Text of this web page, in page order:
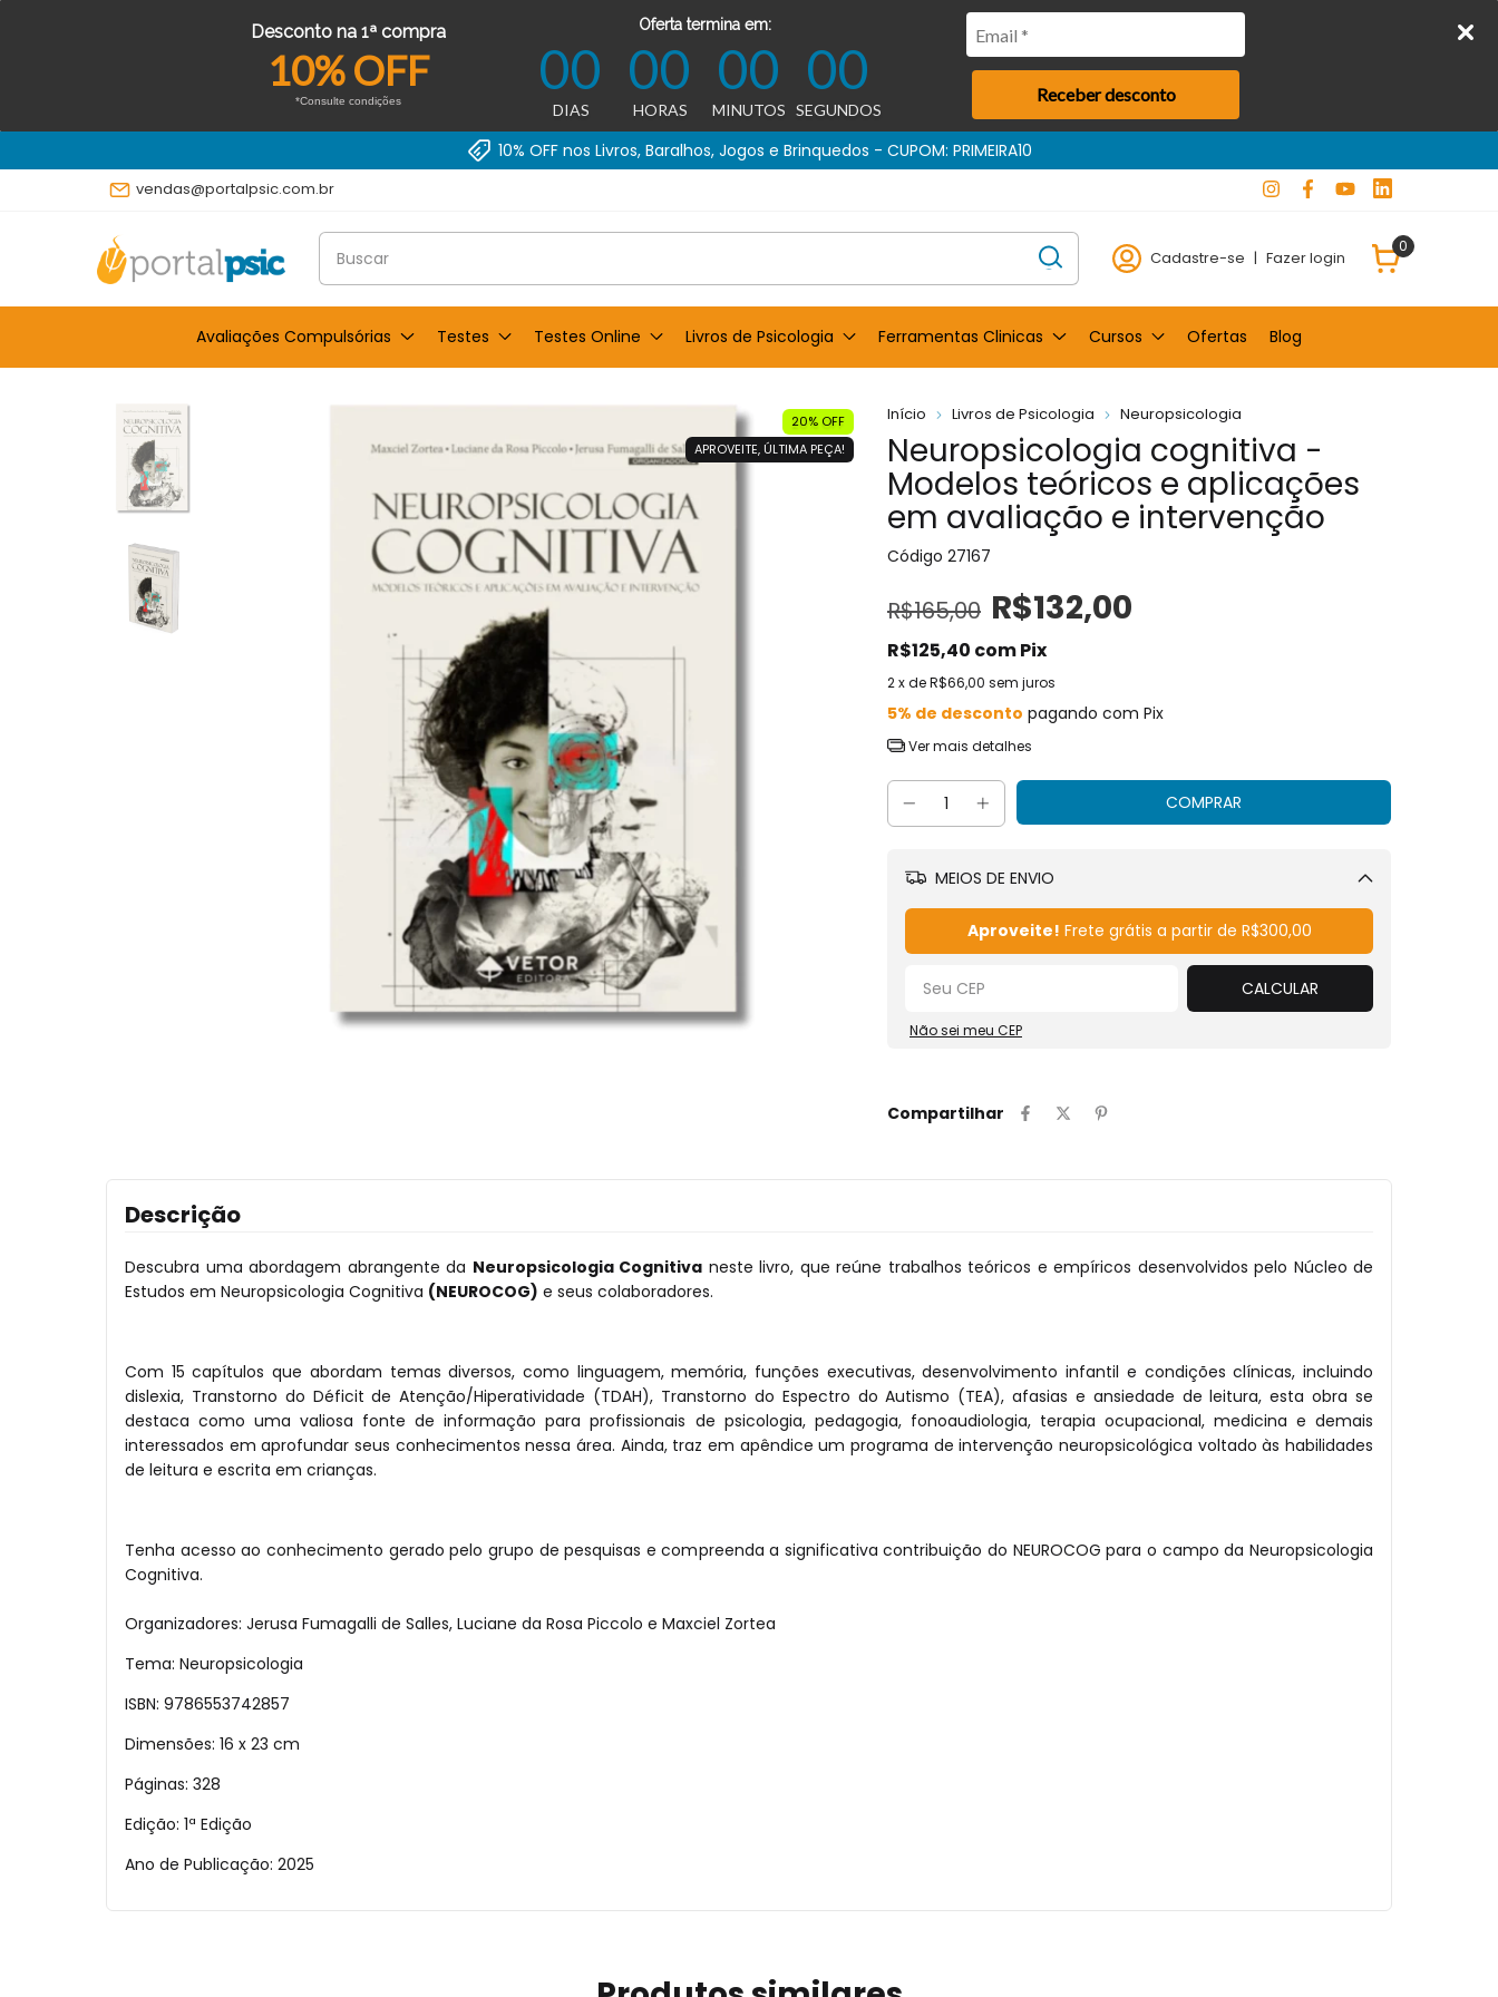
Desconto na 1ª compra
10% OFF
*Consulte condições
Oferta termina em:
00
DIAS
00
HORAS
00
MINUTOS
00
SEGUNDOS
Receber desconto
vendas@portalpsic.com.br
Cadastre-se | Fazer login
0
Avaliações Compulsórias Testes Testes Online Livros de Psicologia Ferramentas Clinicas Cursos Ofertas Blog
20% OFF
APROVEITE, ÚLTIMA PEÇA!
Início Livros de Psicologia Neuropsicologia
Neuropsicologia cognitiva -
Modelos teóricos e aplicações
em avaliação e intervenção
Código 27167
R$165,00 R$132,00
R$125,40 comPix
2x deR$66,00 sem juros
5% de desconto pagando com Pix
Ver mais detalhes
MEIOS DE ENVIO
Aproveite! Frete grátis a partir de R$300,00
CALCULAR
Não sei meu CEP
Compartilhar
Descrição
Descubra uma abordagem abrangente da Neuropsicologia Cognitiva neste livro, que reúne trabalhos teóricos e empíricos desenvolvidos pelo Núcleo de
Estudos em Neuropsicologia Cognitiva (NEUROCOG) e seus colaboradores.
Com 15 capítulos que abordam temas diversos, como linguagem, memória, funções executivas, desenvolvimento infantil e condições clínicas, incluindo
dislexia, Transtorno do Déficit de Atenção/Hiperatividade (TDAH), Transtorno do Espectro do Autismo (TEA), afasias e ansiedade de leitura, esta obra se
destaca como uma valiosa fonte de informação para profissionais de psicologia, pedagogia, fonoaudiologia, terapia ocupacional, medicina e demais
interessados em aprofundar seus conhecimentos nessa área. Ainda, traz em apêndice um programa de intervenção neuropsicológica voltado às habilidades
de leitura e escrita em crianças.
Tenha acesso ao conhecimento gerado pelo grupo de pesquisas e compreenda a significativa contribuição do NEUROCOG para o campo da Neuropsicologia
Cognitiva.
Organizadores: Jerusa Fumagalli de Salles, Luciane da Rosa Piccolo e Maxciel Zortea
Tema: Neuropsicologia
ISBN: 9786553742857
Dimensões: 16 x 23 cm
Páginas: 328
Edição: 1ª Edição
Ano de Publicação: 2025